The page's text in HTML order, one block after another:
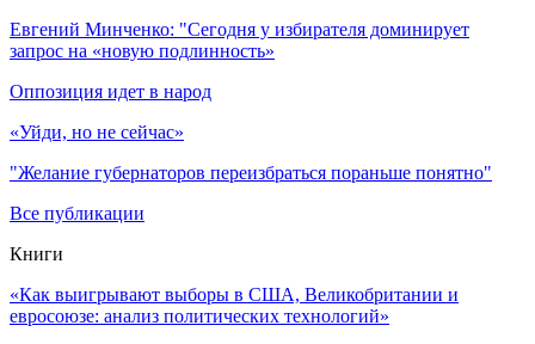
Евгений Минченко: "Сегодня у избирателя доминирует
запрос на «новую подлинность»
Оппозиция идет в народ
«Уйди, но не сейчас»
"Желание губернаторов переизбраться пораньше понятно"
Все публикации
Книги
«Как выигрывают выборы в США, Великобритании и
евросоюзе: анализ политических технологий»